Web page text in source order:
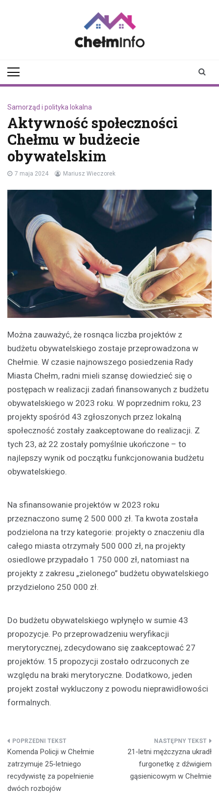
Samorząd i polityka lokalna
Aktywność społeczności
Chełmu w budżecie
obywatelskim
7 maja 2024 Mariusz Wieczorek
Można zauważyć, że rosnąca liczba projektów z
budżetu obywatelskiego zostaje przeprowadzona w
Chełmie. W czasie najnowszego posiedzenia Rady
Miasta Chełm, radni mieli szansę dowiedzieć się o
postępach w realizacji zadań finansowanych z budżetu
obywatelskiego w 2023 roku. W poprzednim roku, 23
projekty spośród 43 zgłoszonych przez lokalną
społeczność zostały zaakceptowane do realizacji. Z
tych 23, aż 22 zostały pomyślnie ukończone – to
najlepszy wynik od początku funkcjonowania budżetu
obywatelskiego.
Na sfinansowanie projektów w 2023 roku
przeznaczono sumę 2 500 000 zł. Ta kwota została
podzielona na trzy kategorie: projekty o znaczeniu dla
całego miasta otrzymały 500 000 zł, na projekty
osiedlowe przypadało 1 750 000 zł, natomiast na
projekty z zakresu „zielonego” budżetu obywatelskiego
przydzielono 250 000 zł.
Do budżetu obywatelskiego wpłynęło w sumie 43
propozycje. Po przeprowadzeniu weryfikacji
merytorycznej, zdecydowano się zaakceptować 27
projektów. 15 propozycji zostało odrzuconych ze
względu na braki merytoryczne. Dodatkowo, jeden
projekt został wykluczony z powodu nieprawidłowości
formalnych.
Nawigacja
wpisu
Komenda Policji w Chełmie
zatrzymuje 25-letniego
recydywistę za popełnienie
dwóch rozbojów
21-letni mężczyzna ukradł
furgonetkę z dźwigiem
gąsienicowym w Chełmie